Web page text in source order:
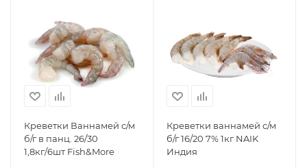
Креветки Ваннамей с/м
б/г в панц. 26/30
1,8кг/6шт Fish&More
Креветки ваннамей с/м
б/г 16/20 7% 1кг NAIK
Индия